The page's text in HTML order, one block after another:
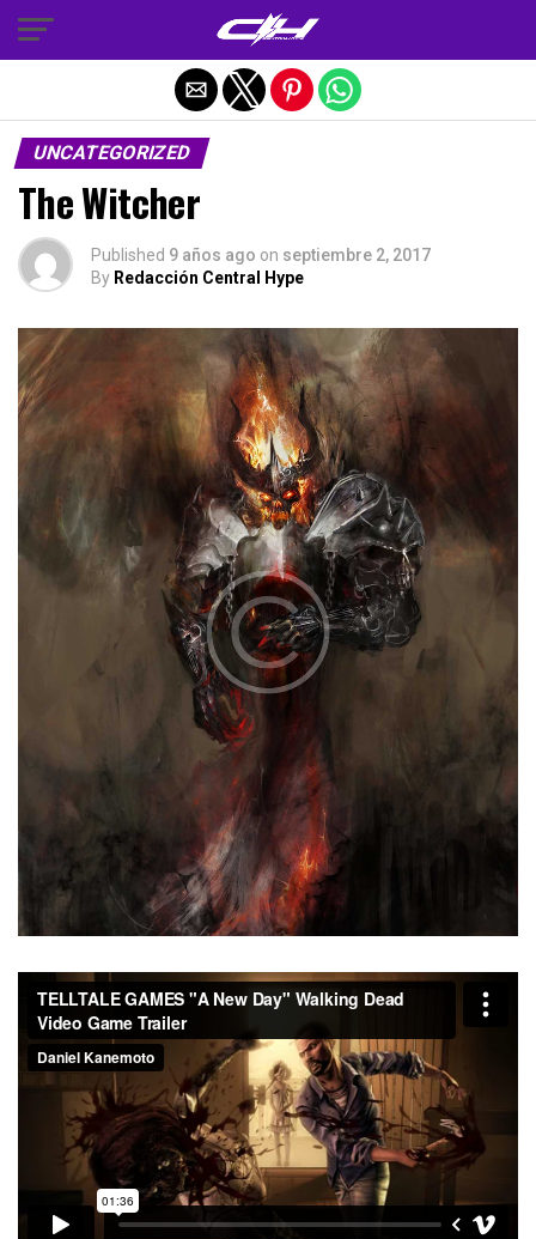
UNCATEGORIZED
The Witcher
Published 9 años ago on septiembre 2, 2017
By Redacción Central Hype
Salir de la versión móvil